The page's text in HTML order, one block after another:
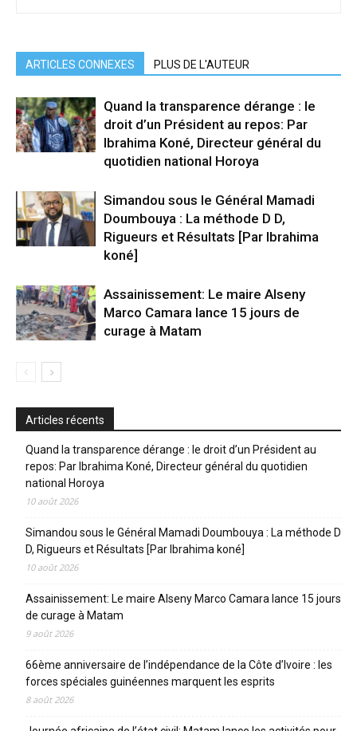
ARTICLES CONNEXES PLUS DE L'AUTEUR
Quand la transparence dérange : le
droit d’un Président au repos: Par
Ibrahima Koné, Directeur général du
quotidien national Horoya
Simandou sous le Général Mamadi
Doumbouya : La méthode D D,
Rigueurs et Résultats [Par Ibrahima
koné]
Assainissement: Le maire Alseny
Marco Camara lance 15 jours de
curage à Matam
Articles récents
Quand la transparence dérange : le droit d’un Président au
repos: Par Ibrahima Koné, Directeur général du quotidien
national Horoya
10 août 2026
Simandou sous le Général Mamadi Doumbouya : La méthode D
D, Rigueurs et Résultats [Par Ibrahima koné]
10 août 2026
Assainissement: Le maire Alseny Marco Camara lance 15 jours
de curage à Matam
9 août 2026
66ème anniversaire de l’indépendance de la Côte d’Ivoire : les
forces spéciales guinéennes marquent les esprits
8 août 2026